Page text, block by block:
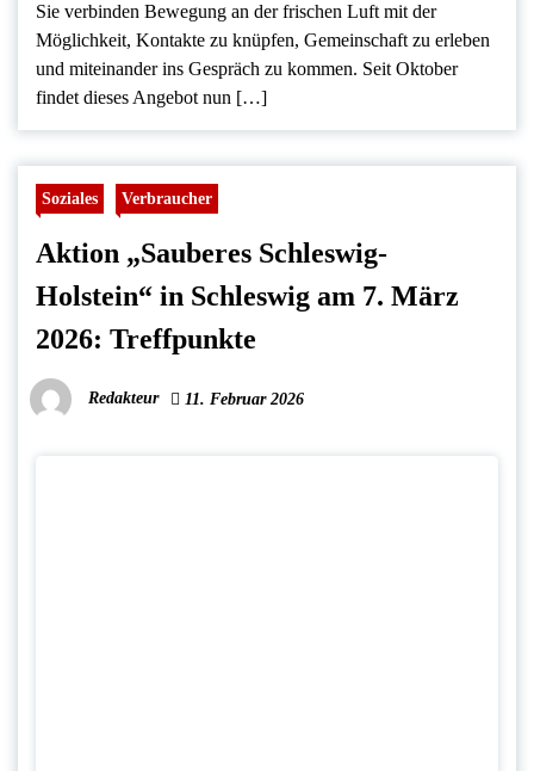
Sie verbinden Bewegung an der frischen Luft mit der
Möglichkeit, Kontakte zu knüpfen, Gemeinschaft zu erleben
und miteinander ins Gespräch zu kommen. Seit Oktober
findet dieses Angebot nun […]
Soziales Verbraucher
Aktion „Sauberes Schleswig-
Holstein“ in Schleswig am 7. März
2026: Treffpunkte
Redakteur 11. Februar 2026